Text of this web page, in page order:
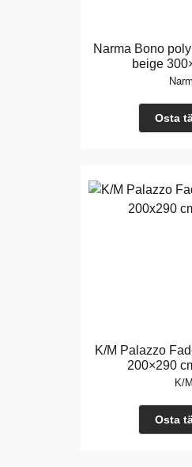
Narma Bono
beige
Osta
K/M Palazzo
200×290
K/M
Osta